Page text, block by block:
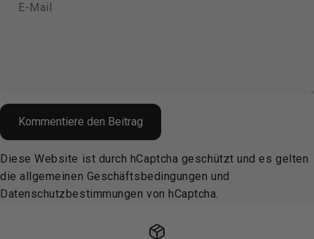
E-Mail
Nachricht
Kommentiere den Beitrag
Diese Website ist durch hCaptcha geschützt und es gelten
dieallgemeinen Geschäftsbedingungen und
Datenschutzbestimmungen von hCaptcha.